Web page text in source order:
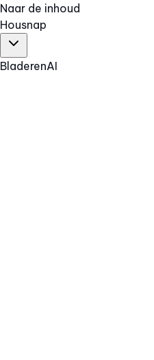
Naar de inhoud
Housnap
BladerenAI